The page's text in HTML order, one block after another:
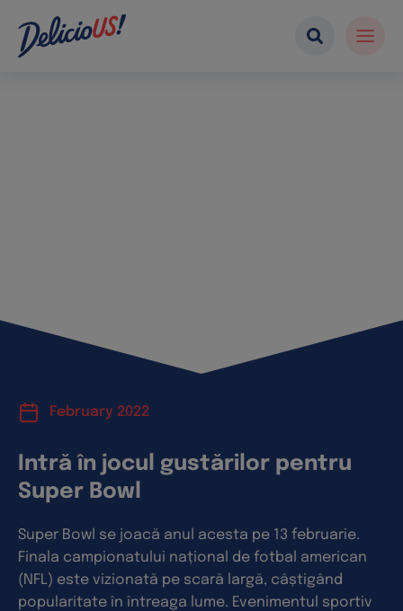
February 2022
Intră în jocul gustărilor pentru
Super Bowl
Super Bowl se joacă anul acesta pe 13 februarie.
Finala campionatului național de fotbal american
(NFL) este vizionată pe scară largă, câștigând
popularitate în întreaga lume. Evenimentul sportiv